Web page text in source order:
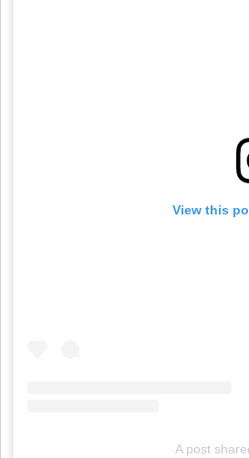
View this
A post